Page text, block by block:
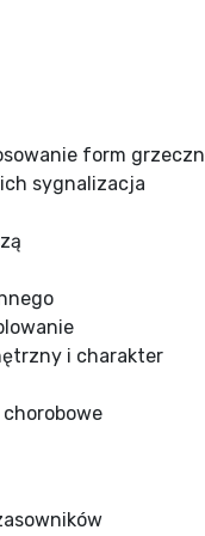
form
sygnalizacja
i charakter